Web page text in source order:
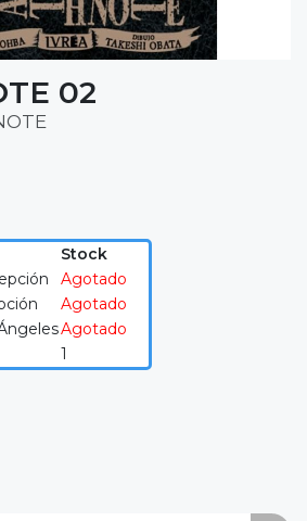
02
Stock
Agotado
Agotado
Agotado
1